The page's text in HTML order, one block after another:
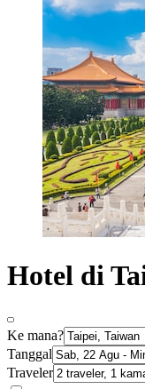
Hotel di
Ke mana?
Tanggal
Traveler